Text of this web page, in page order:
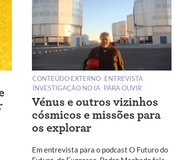
CONTEÚDO EXTERNO ENTREVISTA
INVESTIGAÇÃO NO IA PARA OUVIR
Vénus e outros vizinhos
cósmicos e missões para
os explorar
Em entrevista para o podcast O Futuro do